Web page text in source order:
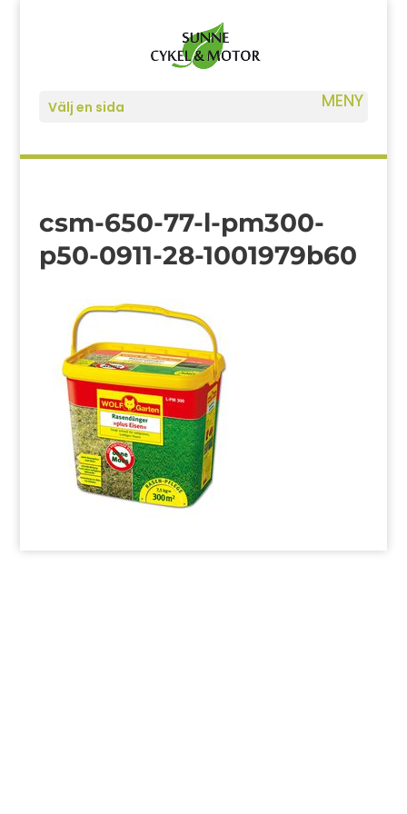
Välj en sida
csm-650-77-l-pm300-
p50-0911-28-1001979b60